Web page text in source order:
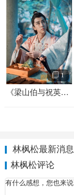
1
《梁山伯与祝英台》剧照
林枫松最新消息
林枫松评论